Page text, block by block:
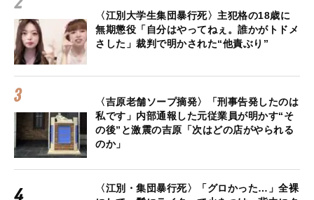
〈江別大学生集団暴行死〉主犯格の18歳に
無期懲役「自分はやってねぇ。誰かがトドメ
さした」裁判で明かされた“他責ぶり”
〈吉原老舗ソープ摘発〉「刑事告発したのは
私です」内部通報した元従業員が明かす“そ
の後”と激震の吉原「次はどの店がやられる
のか」
〈江別・集団暴行死〉「グロかった…」全裸